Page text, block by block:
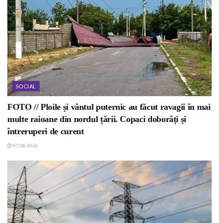
SOCIAL
FOTO // Ploile și vântul puternic au făcut ravagii în mai
multe raioane din nordul țării. Copaci doborâți și
întreruperi de curent
07.08.2026